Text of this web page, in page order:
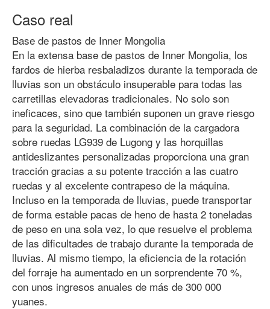
Caso real
Base de pastos de Inner Mongolia
En la extensa base de pastos de Inner Mongolia, los
fardos de hierba resbaladizos durante la temporada de
lluvias son un obstáculo insuperable para todas las
carretillas elevadoras tradicionales. No solo son
ineficaces, sino que también suponen un grave riesgo
para la seguridad. La combinación de la cargadora
sobre ruedas LG939 de Lugong y las horquillas
antideslizantes personalizadas proporciona una gran
tracción gracias a su potente tracción a las cuatro
ruedas y al excelente contrapeso de la máquina.
Incluso en la temporada de lluvias, puede transportar
de forma estable pacas de heno de hasta 2 toneladas
de peso en una sola vez, lo que resuelve el problema
de las dificultades de trabajo durante la temporada de
lluvias. Al mismo tiempo, la eficiencia de la rotación
del forraje ha aumentado en un sorprendente 70 %,
con unos ingresos anuales de más de 300 000
yuanes.